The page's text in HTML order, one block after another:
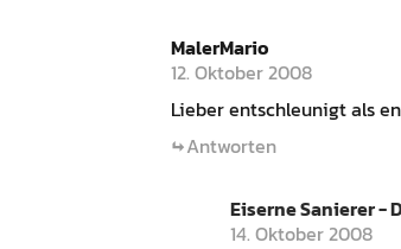
MalerMario
12. Oktober 2008
Lieber entschleunigt als
Antworten
Eiserne Sanierer -
14. Oktober 2008